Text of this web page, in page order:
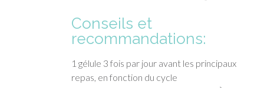
Conseils et
recommandations:
1 gélule 3 fois par jour avant les principaux
repas, en fonction du cycle